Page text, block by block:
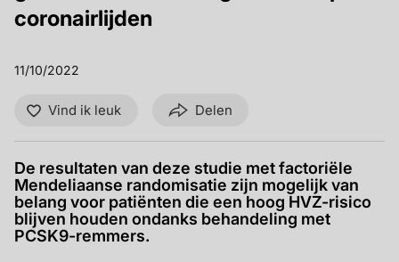
coronairlijden
11/10/2022
Vind ik leuk Delen
De resultaten van deze studie met factoriële
Mendeliaanse randomisatie zijn mogelijk van
belang voor patiënten die een hoog HVZ-risico
blijven houden ondanks behandeling met
PCSK9-remmers.